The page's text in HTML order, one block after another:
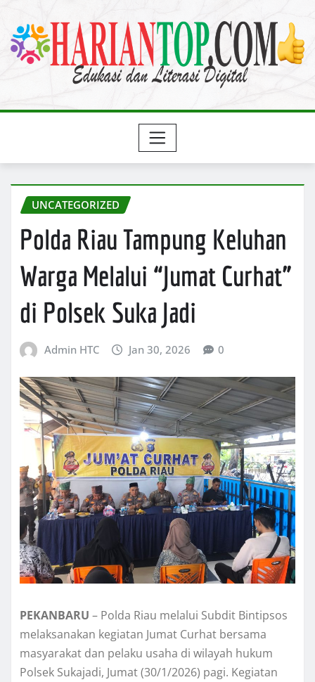
content
UNCATEGORIZED
Polda Riau Tampung Keluhan
Warga Melalui “Jumat Curhat”
di Polsek Suka Jadi
Admin HTC Jan 30, 2026 0
PEKANBARU – Polda Riau melalui Subdit Bintipsos
melaksanakan kegiatan Jumat Curhat bersama
masyarakat dan pelaku usaha di wilayah hukum
Polsek Sukajadi, Jumat (30/1/2026) pagi. Kegiatan